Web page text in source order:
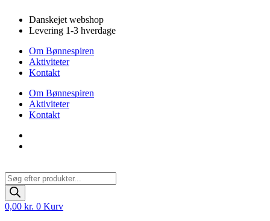
indhold
Danskejet webshop
Levering 1-3 hverdage
Om Bønnespiren
Aktiviteter
Kontakt
Om Bønnespiren
Aktiviteter
Kontakt
Products
search
0,00 kr. 0 Kurv